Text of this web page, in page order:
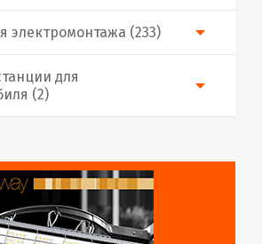
электромонтажа (233)
для
(2)